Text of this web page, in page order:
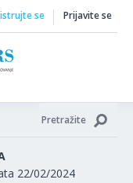
se Prijavite se
Pretražite
22/02/2024